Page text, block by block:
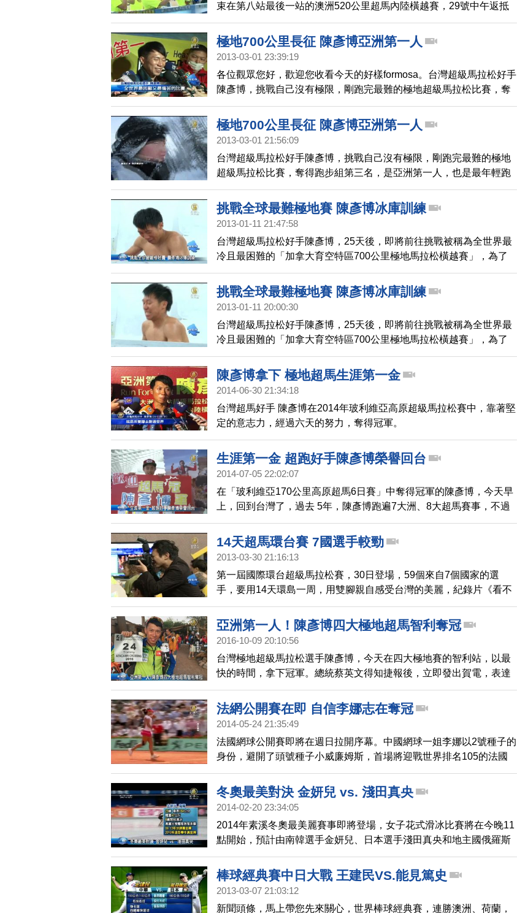
束在第八站最後一站的澳洲520公里超馬內陸橫越賽，29號中午返抵
國門，家人教練和學弟妹都守候機場熱烈歡迎。
極地700公里長征 陳彥博亞洲第一人
2013-03-01 23:39:19
各位觀眾您好，歡迎您收看今天的好樣formosa。台灣超級馬拉松好手
陳彥博，挑戰自己沒有極限，剛跑完最難的極地超級馬拉松比賽，奪
得跑步組第三名，是亞洲第一人，也是最年輕跑完全程的選手，比賽
結束後，他累到昏睡四天，也瘦一大圈，整整少了12公斤。
極地700公里長征 陳彥博亞洲第一人
2013-03-01 21:56:09
台灣超級馬拉松好手陳彥博，挑戰自己沒有極限，剛跑完最難的極地
超級馬拉松比賽，奪得跑步組第三名，是亞洲第一人，也是最年輕跑
完全程的選手，比賽結束後，他累到昏睡四天，也瘦一大圈，整整少
了12公斤。
挑戰全球最難極地賽 陳彥博冰庫訓練
2013-01-11 21:47:58
台灣超級馬拉松好手陳彥博，25天後，即將前往挑戰被稱為全世界最
冷且最困難的「加拿大育空特區700公里極地馬拉松橫越賽」，為了
模擬現場的低溫，他陳彥博今天選擇到冷凍冰庫裡進行訓練，準備迎
接即將到來的挑戰。
挑戰全球最難極地賽 陳彥博冰庫訓練
2013-01-11 20:00:30
台灣超級馬拉松好手陳彥博，25天後，即將前往挑戰被稱為全世界最
冷且最困難的「加拿大育空特區700公里極地馬拉松橫越賽」，為了
模擬現場的低溫，他陳彥博今天選擇到冷凍冰庫裡進行訓練，準備迎
接即將到來的挑戰。
陳彥博拿下 極地超馬生涯第一金
2014-06-30 21:34:18
台灣超馬好手 陳彥博在2014年玻利維亞高原超級馬拉松賽中，靠著堅
定的意志力，經過六天的努力，奪得冠軍。
生涯第一金 超跑好手陳彥博榮譽回台
2014-07-05 22:02:07
在「玻利維亞170公里高原超馬6日賽」中奪得冠軍的陳彥博，今天早
上，回到台灣了，過去 5年，陳彥博跑遍7大洲、8大超馬賽事，不過
每次比賽都獲得第2、3名，這次終於拿下冠軍，可以說是苦盡甘來。
14天超馬環台賽 7國選手較勁
2013-03-30 21:16:13
第一屆國際環台超級馬拉松賽，30日登場，59個來自7個國家的選
手，要用14天環島一周，用雙腳親自感受台灣的美麗，紀錄片《看不
見的跑道》主角，截肢的生命鬥士，超馬媽媽邱淑容，也會努力用義
肢踩三輪車，陪選手跑第一天的比賽。
亞洲第一人！陳彥博四大極地超馬智利奪冠
2016-10-09 20:10:56
台灣極地超級馬拉松選手陳彥博，今天在四大極地賽的智利站，以最
快的時間，拿下冠軍。總統蔡英文得知捷報後，立即發出賀電，表達
恭賀。這場比賽位於智利的阿他加馬高原沙漠，平均海拔3千公尺，總
賽程進行7天6夜，長達 250公里。陳彥博奪冠後，大會官網也秀出台
灣國旗。目前四大極地馬拉松總冠軍，陳彥博積分高居第一。最終站
法網公開賽在即 自信李娜志在奪冠
2014-05-24 21:35:49
法國網球公開賽即將在週日拉開序幕。中國網球一姐李娜以2號種子的
身份，避開了頭號種子小威廉姆斯，首場將迎戰世界排名105的法國
小將姆拉德諾維奇。李娜今年1月剛剛贏得澳州網球公開賽，她自信滿
滿表示，要再接再厲，拿下法網冠軍。
冬奧最美對決 金妍兒 vs. 淺田真央
2014-02-20 23:34:05
2014年素溪冬奧最美麗賽事即將登場，女子花式滑冰比賽將在今晚11
點開始，預計由南韓選手金妍兒、日本選手淺田真央和地主國俄羅斯
選手莉普妮絲卡雅三位爭奪冠軍寶座。男子花式滑冰比賽結果日前出
爐，19歲的日本選手羽生結弦以101.45分打破男子短曲項目世界紀
錄，奪得金牌。
棒球經典賽中日大戰 王建民VS.能見篤史
2013-03-07 21:03:12
新聞頭條，馬上帶您先來關心，世界棒球經典賽，連勝澳洲、荷蘭，